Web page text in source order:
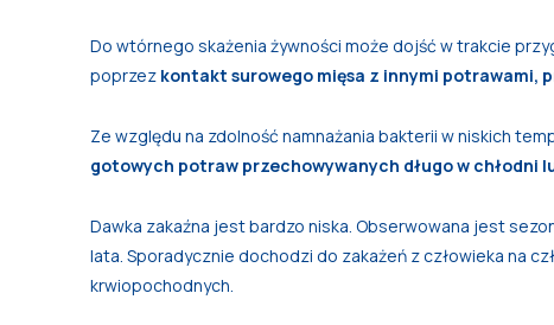
Do wtórnego skażenia żywności może dojść w trakcie
poprzez kontakt surowego mięsa z innymi
Ze względu na zdolność namnażania bakterii w niskich
gotowych potraw przechowywanych długow chłodni
Dawka zakaźna jest bardzo niska. Obserwowana jest
lata. Sporadycznie dochodzi do zakażeń z człowieka na
krwiopochodnych.